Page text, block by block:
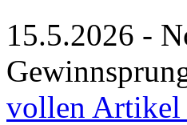
15.5.2026 -
vollen Artikel